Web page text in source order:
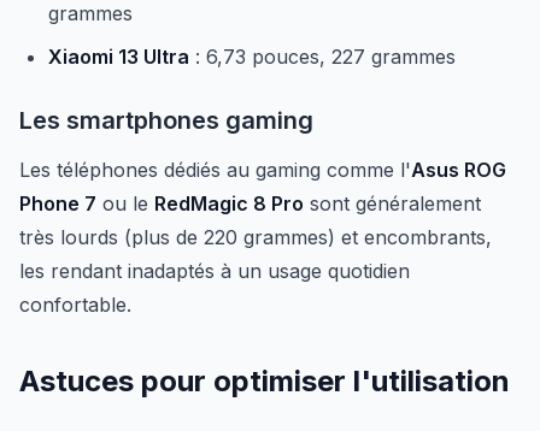
grammes
Xiaomi 13 Ultra : 6,73 pouces, 227 grammes
Les smartphones gaming
Les téléphones dédiés au gaming comme l'Asus ROG
Phone 7 ou le RedMagic 8 Pro sont généralement
très lourds (plus de 220 grammes) et encombrants,
les rendant inadaptés à un usage quotidien
confortable.
Astuces pour optimiser l'utilisation